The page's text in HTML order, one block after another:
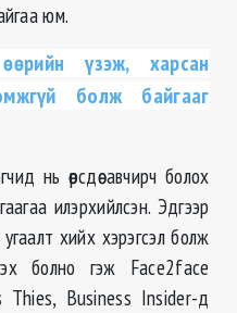
юм.
үзэж, харсан
болж байгааг
нь өөрсдөө авчирч болох
илэрхийлсэн. Эдгээр
хийх хэрэгсэл болж
болно гэж Face2face
Thies, Business Insider-д